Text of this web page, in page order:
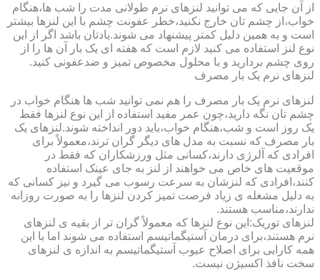
از آن جایی که می توانید لنزهای نرم طولانی مدت را شب ها،هنگام
خواب،از چشم تان خارج نکنید،خطر عفونت چشم با این لنزها بیشتر
است و به همین دلیل کمتر پیشنهاد می شوند.یادتان باشد اگر از این
نوع لنز استفاده می کنید لازم است که هفته ای یک بار آن ها را از
روی چشم بردارید و با محلول مخصوص تمیز و ضدعفونی کنید.
لنزهای نرم یک بار مصرف
لنزهای نرم یک بار مصرف را هم نمی توانید شب ها هنگام خواب در
چشم تان نگه دارید،چون عمر مفید استفاده از این نوع لنزها فقط
یک روز است و شب،هنگام خواب،باید دور انداخته شوند.لنزهای یک
بار مصرف که نسبت به مدل های دیگر گران ترند،معمولاً برای
افرادی که آلرژی دارند،کسانی مثل ورزشکاران که فقط در
موقعیت های خاص می خواهند از لنز به جای عینک استفاده
کنند،افرادی که لنزشان به سرعت رسوب می گیرد و نیز کسانی که
به دلیل مشغله ی زیاد فرصت تمیز کردن لنزها را به صورت روزانه
ندارند،مناسب هستند.
لنزهای توریک:این نوع لنزها که معمولاً گران تر از بقیه ی لنزهای
نرم هستند،برای درمان آستیگماتیسم استفاده می شوند اما با این
همه کارایی برای اصلاح عیوب آستیگماتیسم به اندازه ی لنزهای
سخت نافذ اکسیژن نیست.